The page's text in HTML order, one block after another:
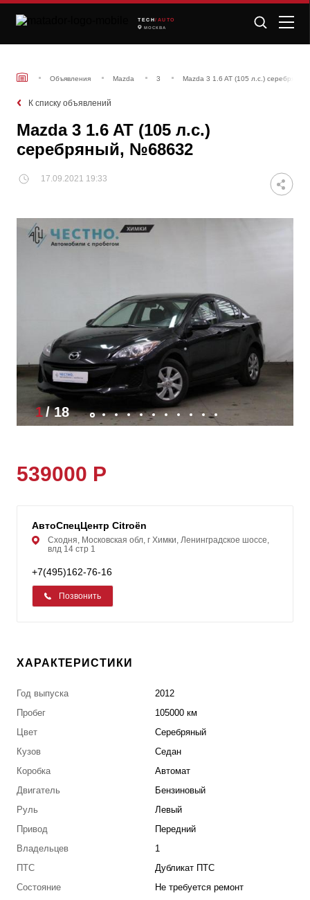
TECH /AUTO
МОСКВА
Объявления Mazda 3 Mazda 3 1.6 AT (105 л.с.)
К списку объявлений
Mazda 3 1.6 AT (105 л.с.)
серебряный, №68632
17.09.2021 19:33
1/18
539000 Р
АвтоСпецЦентр Citroën
Сходня, Московская обл, г Химки, Ленинградское шоссе,
влд 14 стр 1
+7(495)162-76-16
Позвонить
ХАРАКТЕРИСТИКИ
Год выпуска
2012
Пробег
105000 км
Цвет
Серебряный
Кузов
Седан
Коробка
Автомат
Двигатель
Бензиновый
Руль
Левый
Привод
Передний
Владельцев
1
ПТС
Дубликат ПТС
Состояние
Не требуется ремонт